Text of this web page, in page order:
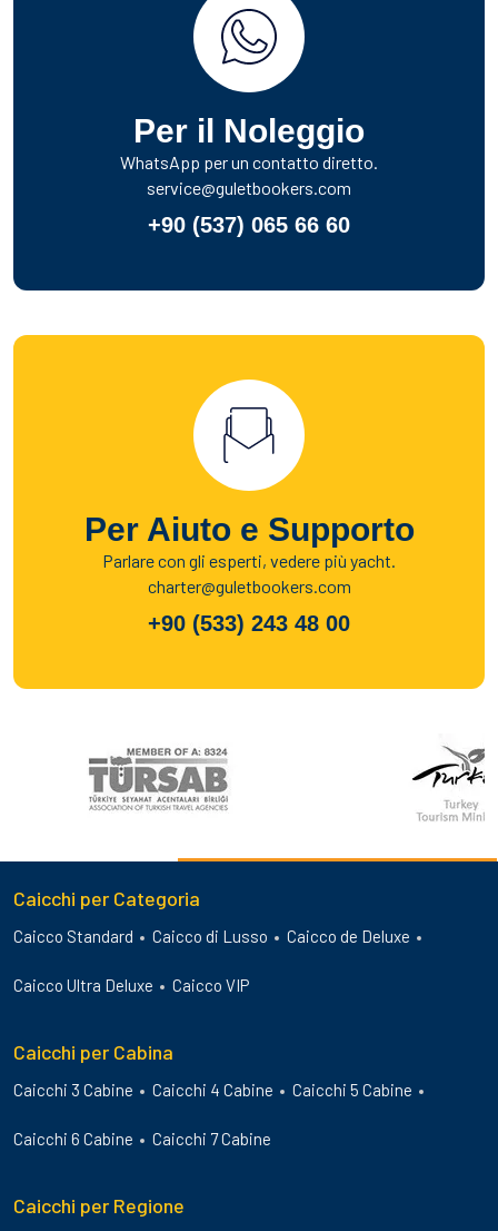
Per il Noleggio
WhatsApp per un contatto diretto.
service@guletbookers.com
+90 (537) 065 66 60
Per Aiuto e Supporto
Parlare con gli esperti, vedere più yacht.
charter@guletbookers.com
+90 (533) 243 48 00
Caicchi per Categoria
Caicco Standard Caicco di Lusso Caicco de Deluxe
Caicco Ultra Deluxe Caicco VIP
Caicchi per Cabina
Caicchi 3 Cabine Caicchi 4 Cabine Caicchi 5 Cabine
Caicchi 6 Cabine Caicchi 7 Cabine
Caicchi per Regione